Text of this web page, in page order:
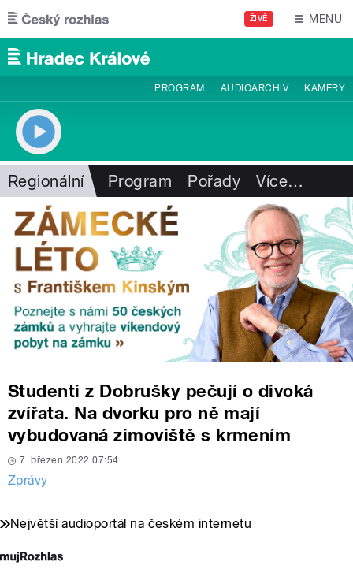
Přejít k hlavnímu obsahu
ŽIVĚ MENU
PROGRAM AUDIOARCHIV KAMERY
Regionální Program Pořady Více…
Studenti z Dobrušky pečují o divoká
zvířata. Na dvorku pro ně mají
vybudovaná zimoviště s krmením
7. březen 2022 07:54
Zprávy
Největší audioportál na českém internetu